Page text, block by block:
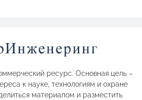
ресурс. Основная цель –
к науке, технологиям и охране
материалом и разместить